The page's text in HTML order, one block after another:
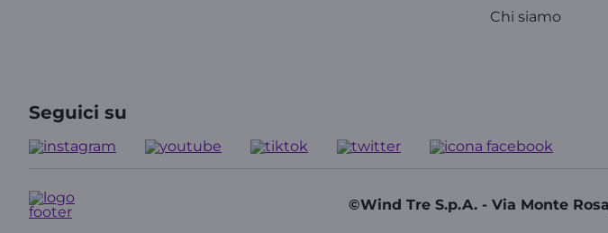
Chi siamo
Seguici su
©Wind Tre S.p.A. - Via Monte